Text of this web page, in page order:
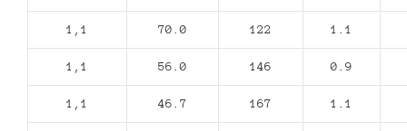
1,1 70.0 122 1.1
1,1 56.0 146 0.9
1,1 46.7 167 1.1